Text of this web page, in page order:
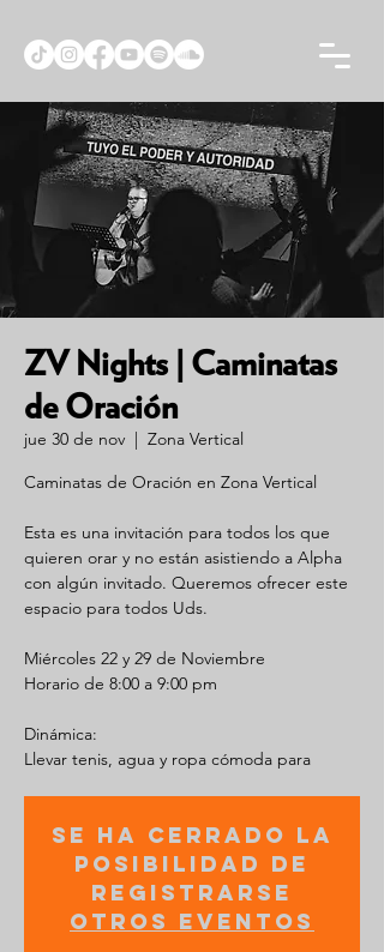
ZV Nights | Caminatas
de Oración
jue 30 de nov
  |
Zona Vertical
Caminatas de Oración en Zona Vertical
Esta es una invitación para todos los que
quieren orar y no están asistiendo a Alpha
con algún invitado. Queremos ofrecer este
espacio para todos Uds.
Miércoles 22 y 29 de Noviembre
Horario de 8:00 a 9:00 pm
Dinámica:
Llevar tenis, agua y ropa cómoda para
Se ha cerrado la
posibilidad de
registrarse
Otros eventos